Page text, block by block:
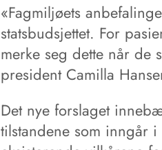
«Fagmiljøets
statsbudsjettet. For
merke seg dette når de
president Camilla
Det nye forslaget
tilstandene som inngår